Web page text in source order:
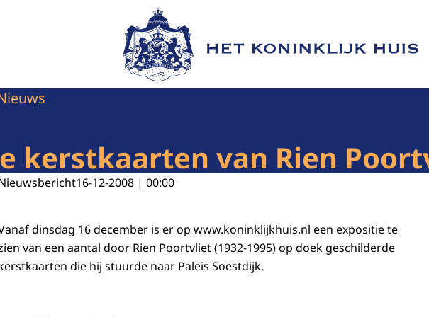
Naar de homepage van Het Koninklijk Huis
kerstkaarten van Rien
16-12-2008 | 00:00
dinsdag 16 december is er op www.koninklijkhuis.nl een expositie te
van een aantal door Rien Poortvliet (1932-1995) op doek geschilderde
die hij stuurde naar Paleis Soestdijk.